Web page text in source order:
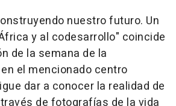
nuestro futuro. Un
y al codesarrollo" coincide
de la semana de la
el mencionado centro
dar a conocer la realidad de
de fotografías de la vida